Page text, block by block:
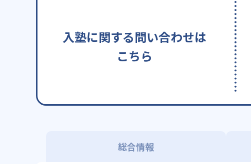
入塾に関する問い合わせは
こちら
総合情報